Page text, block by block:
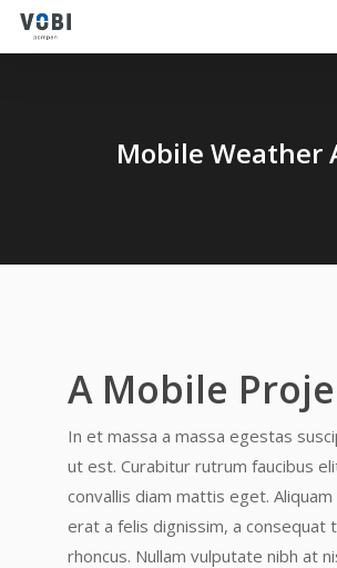
Skip
Mobile Weather
A Mobile
In et massa a massa egestas
ut est. Curabitur rutrum faucibus
convallis diam mattis eget.
erat a felis dignissim, a consequat
rhoncus. Nullam vulputate nibh at